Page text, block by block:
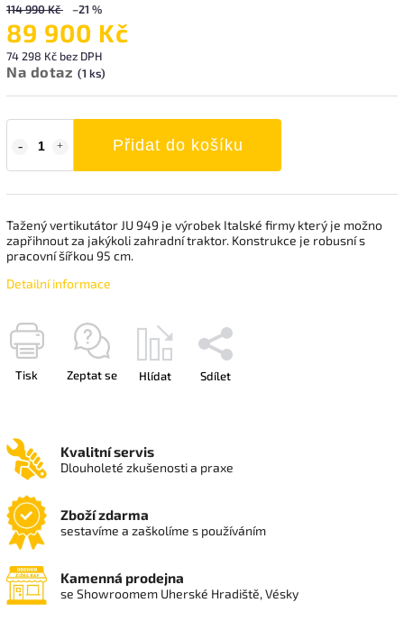
114 990 Kč –21 %
89 900 Kč
74 298 Kč bez DPH
Na dotaz (1 ks)
Přidat do košíku
Tažený vertikutátor JU 949 je výrobek Italské firmy který je možno
zapřihnout za jakýkoli zahradní traktor. Konstrukce je robusní s
pracovní šířkou 95 cm.
Detailní informace
Tisk Zeptat se Hlídat Sdílet
Kvalitní servis
Dlouholeté zkušenosti a praxe
Zboží zdarma
sestavíme a zaškolíme s používáním
Kamenná prodejna
se Showroomem Uherské Hradiště, Vésky